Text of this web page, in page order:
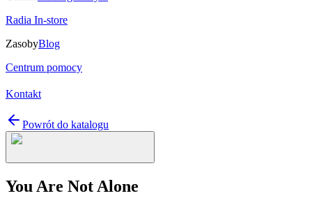
Radia In-store
ZasobyBlog
Centrum pomocy
Kontakt
Powrót do katalogu
You Are Not Alone